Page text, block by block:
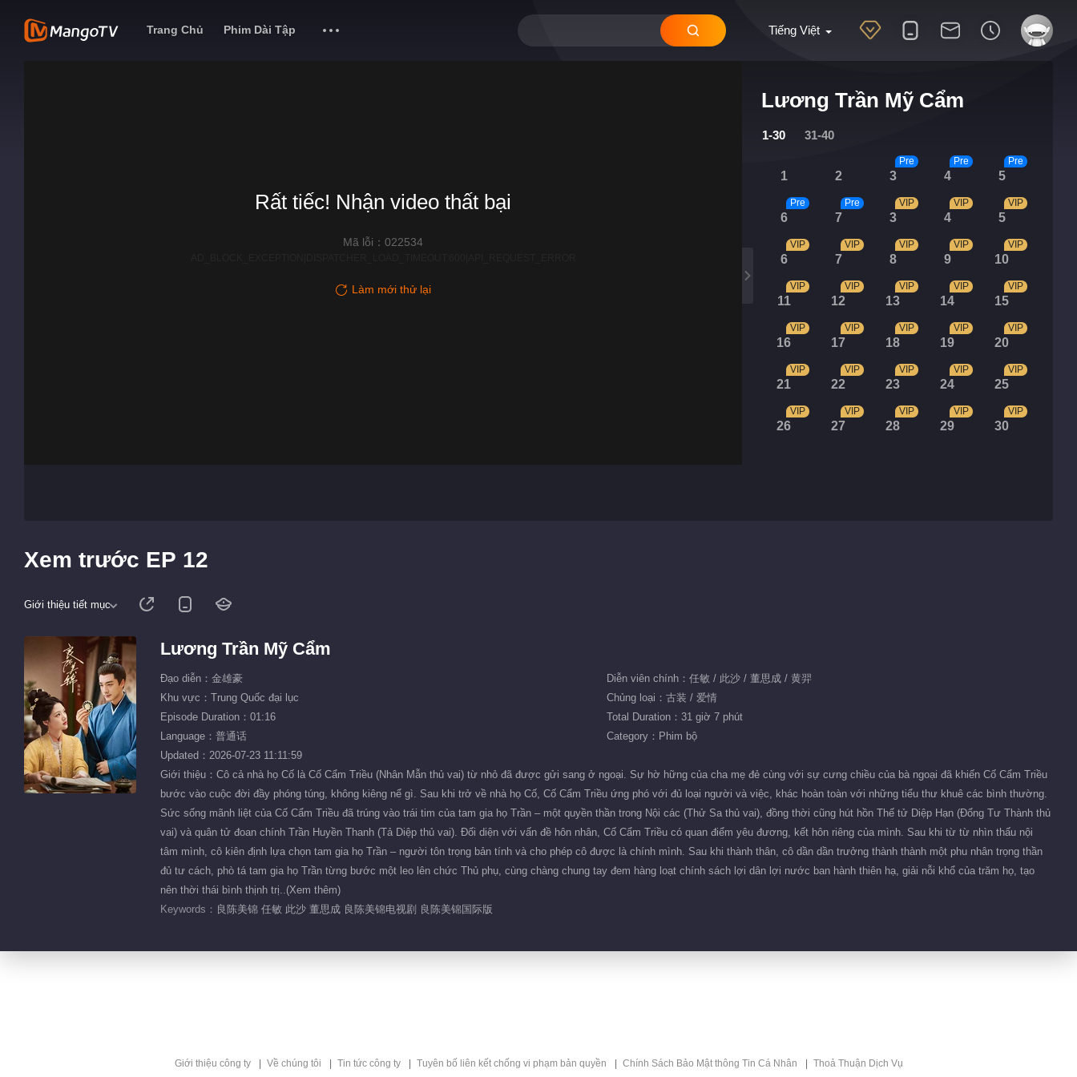
Tiếng Việt
Trang Chủ Phim Dài Tập
Lương Trần Mỹ Cẩm
1-30 31-40
1 2 3
Pre
4
Pre
5
Pre
6
Pre
7
Pre
3
VIP
4
VIP
5
VIP
6
VIP
7
VIP
8
VIP
9
VIP
10
VIP
11
VIP
12
VIP
13
VIP
14
VIP
15
VIP
16
VIP
17
VIP
18
VIP
19
VIP
20
VIP
21
VIP
22
VIP
23
VIP
24
VIP
25
VIP
26
VIP
27
VIP
28
VIP
29
VIP
30
VIP
Rất tiếc! Nhận video thất bại
Mã lỗi：022534
Làm mới thử lại
Xem trước EP 12
Giới thiệu tiết mục
Lương Trần Mỹ Cẩm
Đạo diễn：金雄豪
Diễn viên chính：任敏 / 此沙 / 董思成 / 黄羿
Khu vực：Trung Quốc đại lục
Chủng loại：古装 / 爱情
Episode Duration：01:16
Total Duration：31 giờ 7 phút
Language：普通话
Category：Phim bộ
Updated：2026-07-23 11:11:59
Giới thiệu：Cô cả nhà họ Cố là Cố Cẩm Triều (Nhân Mẫn thủ vai) từ nhỏ đã được gửi sang ở ngoại. Sự hờ hững của cha mẹ đẻ cùng với sự cưng chiều của bà ngoại đã khiến Cố Cẩm Triều
bước vào cuộc đời đầy phóng túng, không kiêng nể gì. Sau khi trở về nhà họ Cố, Cố Cẩm Triều ứng phó với đủ loại người và việc, khác hoàn toàn với những tiểu thư khuê các bình thường.
Sức sống mãnh liệt của Cố Cẩm Triều đã trúng vào trái tim của tam gia họ Trần – một quyền thần trong Nội các (Thử Sa thủ vai), đồng thời cũng hút hồn Thế tử Diệp Hạn (Đổng Tư Thành thủ
vai) và quân tử đoan chính Trần Huyền Thanh (Tả Diệp thủ vai). Đối diện với vấn đề hôn nhân, Cố Cẩm Triều có quan điểm yêu đương, kết hôn riêng của mình. Sau khi từ từ nhìn thấu nội
tâm mình, cô kiên định lựa chọn tam gia họ Trần – người tôn trọng bản tính và cho phép cô được là chính mình. Sau khi thành thân, cô dần dần trưởng thành thành một phu nhân trọng thần
đủ tư cách, phò tá tam gia họ Trần từng bước một leo lên chức Thủ phụ, cùng chàng chung tay đem hàng loạt chính sách lợi dân lợi nước ban hành thiên hạ, giải nỗi khổ của trăm họ, tạo
nên thời thái bình thịnh trị..(Xem thêm)
Keywords： 良陈美锦 任敏 此沙 董思成 良陈美锦电视剧 良陈美锦国际版
Giới thiệu công ty Về chúng tôi Tin tức công ty Tuyên bố liên kết chống vi phạm bản quyền Chính Sách Bảo Mật thông Tin Cá Nhân Thoả Thuận Dịch Vụ